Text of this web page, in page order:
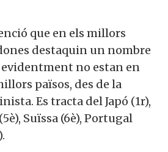
que en els millors
destaquin un nombre
no estan en
països, des de la
Es tracta del Japó (1r),
Suïssa (6è), Portugal